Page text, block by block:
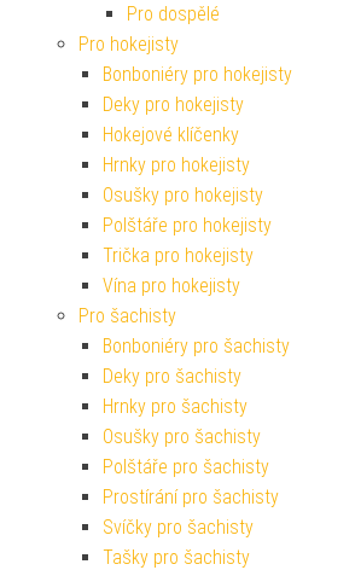
Pro dospělé
Pro hokejisty
Bonboniéry pro hokejisty
Deky pro hokejisty
Hokejové klíčenky
Hrnky pro hokejisty
Osušky pro hokejisty
Polštáře pro hokejisty
Trička pro hokejisty
Vína pro hokejisty
Pro šachisty
Bonboniéry pro šachisty
Deky pro šachisty
Hrnky pro šachisty
Osušky pro šachisty
Polštáře pro šachisty
Prostírání pro šachisty
Svíčky pro šachisty
Tašky pro šachisty